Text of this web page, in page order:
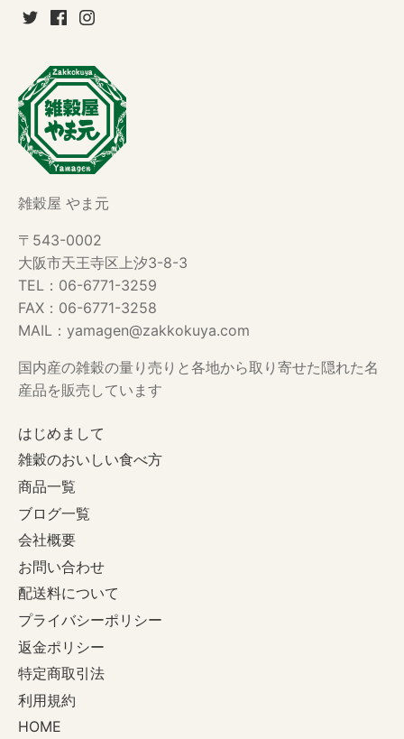
雑穀屋 やま元
〒543-0002
大阪市天王寺区上汐3-8-3
TEL：06-6771-3259
FAX：06-6771-3258
MAIL：yamagen@zakkokuya.com
国内産の雑穀の量り売りと各地から取り寄せた隠れた名
産品を販売しています
はじめまして
雑穀のおいしい食べ方
商品一覧
ブログ一覧
会社概要
お問い合わせ
配送料について
プライバシーポリシー
返金ポリシー
特定商取引法
利用規約
HOME